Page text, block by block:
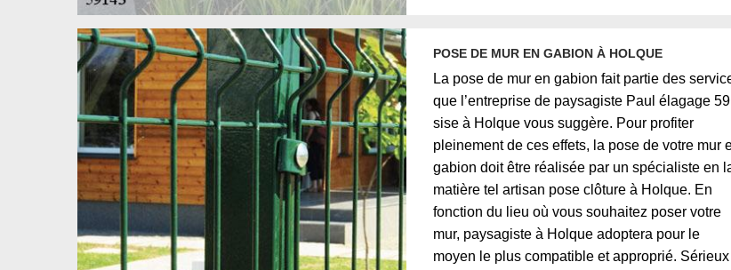
POSE DE MUR EN GABION À HOLQUE
La pose de mur en gabion fait partie des
que l’entreprise de paysagiste Paul élagage 59
sise à Holque vous suggère. Pour profiter
pleinement de ces effets, la pose de votre mur
gabion doit être réalisée par un spécialiste en
matière tel artisan pose clôture à Holque. En
fonction du lieu où vous souhaitez poser votre
mur, paysagiste à Holque adoptera pour le
moyen le plus compatible et approprié.